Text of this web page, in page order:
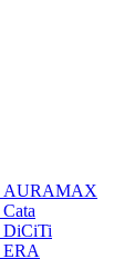
AURAMAX
DiCiTi
ERA